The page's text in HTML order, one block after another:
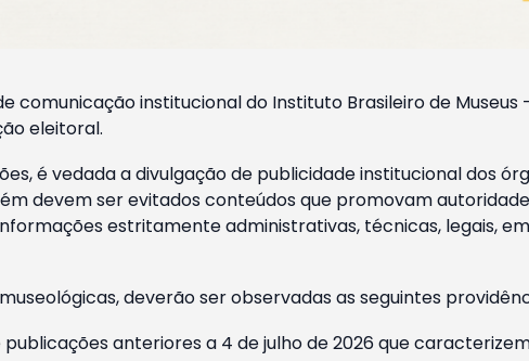
comunicação institucional do Instituto Brasileiro de
eleitoral.
é vedada a divulgação de publicidade institucional dos
devem ser evitados conteúdos que promovam
estritamente administrativas, técnicas, legais,
deverão ser observadas as seguintes
anteriores a 4 de julho de 2026 que